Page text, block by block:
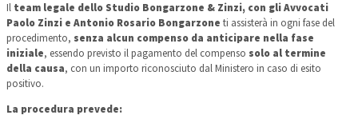
Il team legale dello Studio Bongarzone & Zinzi, con gli Avvocati
Paolo Zinzi e Antonio Rosario Bongarzone ti assisterà in ogni fase del
procedimento, senza alcun compenso da anticipare nella fase
iniziale, essendo previsto il pagamento del compenso solo al termine
della causa, con un importo riconosciuto dal Ministero in caso di esito
positivo.
La procedura prevede: